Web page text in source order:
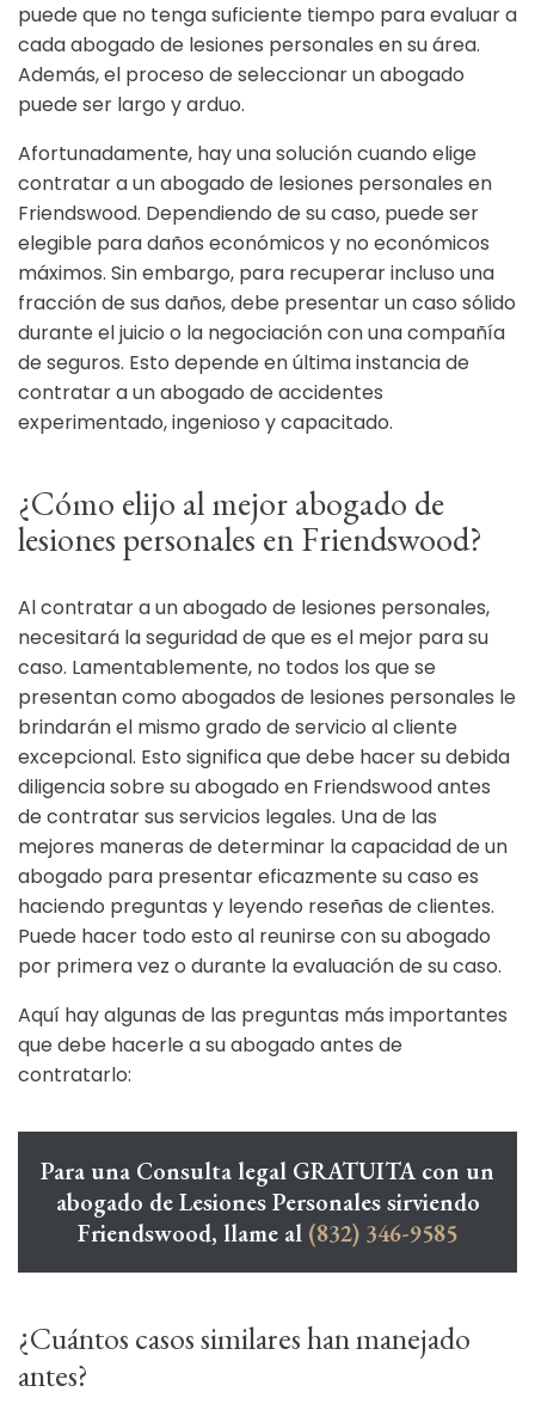
puede que no tenga suficiente tiempo para evaluar a
cada abogado de lesiones personales en su área.
Además, el proceso de seleccionar un abogado
puede ser largo y arduo.
Afortunadamente, hay una solución cuando elige
contratar a un abogado de lesiones personales en
Friendswood. Dependiendo de su caso, puede ser
elegible para daños económicos y no económicos
máximos. Sin embargo, para recuperar incluso una
fracción de sus daños, debe presentar un caso sólido
durante el juicio o la negociación con una compañía
de seguros. Esto depende en última instancia de
contratar a un abogado de accidentes
experimentado, ingenioso y capacitado.
¿Cómo elijo al mejor abogado de
lesiones personales en Friendswood?
Al contratar a un abogado de lesiones personales,
necesitará la seguridad de que es el mejor para su
caso. Lamentablemente, no todos los que se
presentan como abogados de lesiones personales le
brindarán el mismo grado de servicio al cliente
excepcional. Esto significa que debe hacer su debida
diligencia sobre su abogado en Friendswood antes
de contratar sus servicios legales. Una de las
mejores maneras de determinar la capacidad de un
abogado para presentar eficazmente su caso es
haciendo preguntas y leyendo reseñas de clientes.
Puede hacer todo esto al reunirse con su abogado
por primera vez o durante la evaluación de su caso.
Aquí hay algunas de las preguntas más importantes
que debe hacerle a su abogado antes de
contratarlo:
Para una Consulta legal GRATUITA con un
abogado de Lesiones Personales sirviendo
Friendswood, llame al (832) 346-9585
¿Cuántos casos similares han manejado
antes?